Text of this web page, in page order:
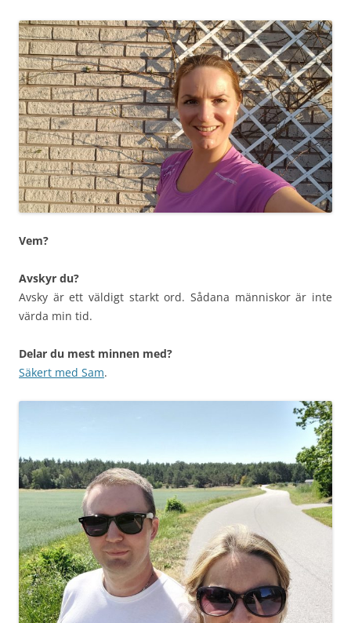
Vem?
Avskyr du?
Avsky är ett väldigt starkt ord. Sådana människor är inte
värda min tid.
Delar du mest minnen med?
Säkert med Sam.